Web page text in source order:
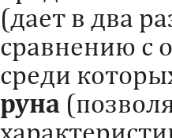
(дает в два
сравнению с
среди
руна